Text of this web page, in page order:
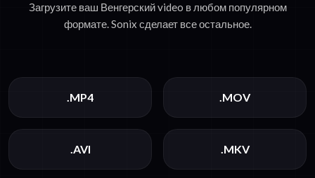
Загрузите ваш Венгерский video в любом популярном
формате. Sonix сделает все остальное.
.MP4 .MOV
.AVI .MKV